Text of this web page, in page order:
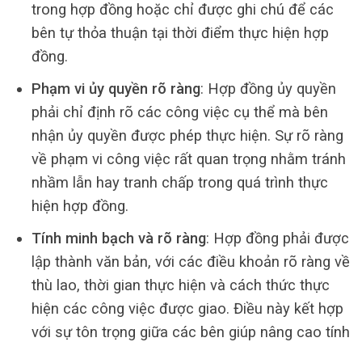
trong hợp đồng hoặc chỉ được ghi chú để các
bên tự thỏa thuận tại thời điểm thực hiện hợp
đồng.
Phạm vi ủy quyền rõ ràng: Hợp đồng ủy quyền
phải chỉ định rõ các công việc cụ thể mà bên
nhận ủy quyền được phép thực hiện. Sự rõ ràng
về phạm vi công việc rất quan trọng nhằm tránh
nhầm lẫn hay tranh chấp trong quá trình thực
hiện hợp đồng.
Tính minh bạch và rõ ràng: Hợp đồng phải được
lập thành văn bản, với các điều khoản rõ ràng về
thù lao, thời gian thực hiện và cách thức thực
hiện các công việc được giao. Điều này kết hợp
với sự tôn trọng giữa các bên giúp nâng cao tính